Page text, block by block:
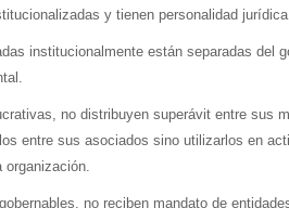
y tienen personalidad
institucionalmente están separadas del
no distribuyen superávit entre sus
entre sus asociados sino utilizarlos en
organización.
no reciben mandato de